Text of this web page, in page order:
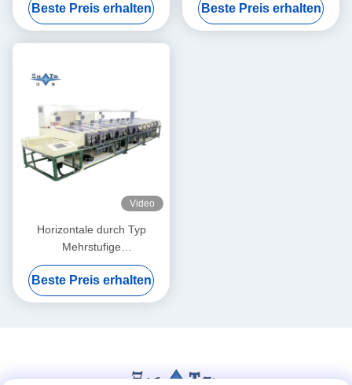
zum Entfetten und Entrosten
von optischem Glas /
Prismen
Beste Preis erhalten
Reiniger für optische
Beschichtung Linien
Beste Preis erhalten
Video
Horizontale durch Typ
Mehrstufige
Ultraschallreinigungsmaschine
für Instrument Glaslinsen
Kontinuierliche
Beste Preis erhalten